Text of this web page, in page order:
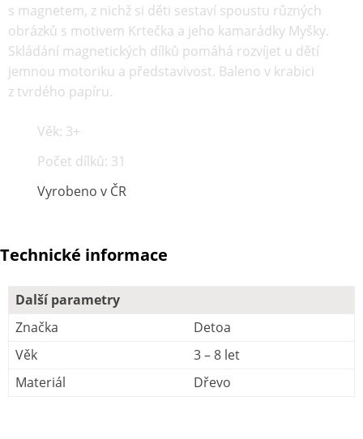
s magnetem, z nichž si děti sestaví spoustu různých
obrázků s motivem Krtečka a jeho kamarádky Myšky.
Skládání magnetických dílků pomáhá rozvíjet u dětí
jemnou motoriku a představivost. Baleno v krabici
z tvrdého papíru.
Věk: 3+
Počet dílků: 31
Vyrobeno v ČR
Technické informace
Další parametry
Značka
Detoa
Věk
3 – 8 let
Materiál
Dřevo